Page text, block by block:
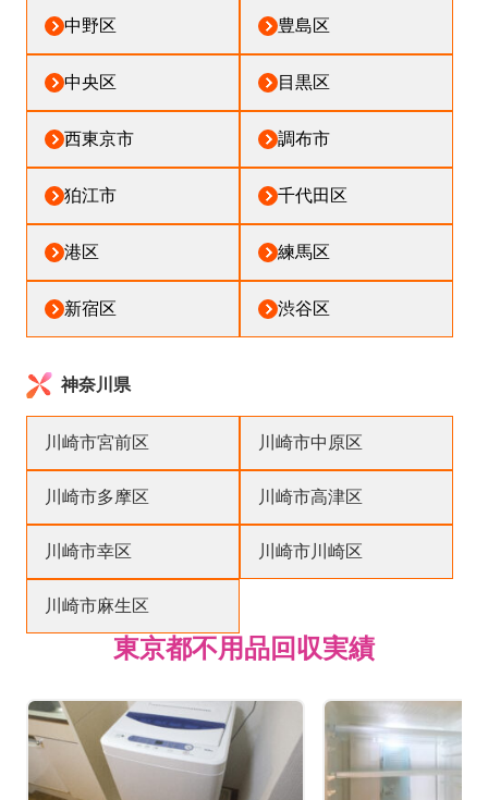
中野区 豊島区
中央区 目黒区
西東京市 調布市
狛江市 千代田区
港区 練馬区
新宿区 渋谷区
神奈川県
川崎市宮前区 川崎市中原区
川崎市多摩区 川崎市高津区
川崎市幸区 川崎市川崎区
川崎市麻生区
東京都不用品回収実績